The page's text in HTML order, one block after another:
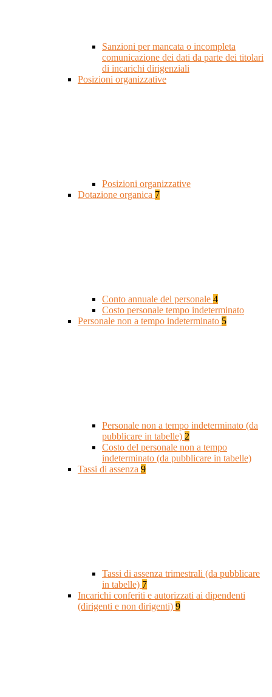
Sanzioni per mancata o incompleta
comunicazione dei dati da parte dei titolari
di incarichi dirigenziali
Posizioni organizzative
Posizioni organizzative
Dotazione organica 7
Conto annuale del personale 4
Costo personale tempo indeterminato
Personale non a tempo indeterminato 5
Personale non a tempo indeterminato (da
pubblicare in tabelle) 2
Costo del personale non a tempo
indeterminato (da pubblicare in tabelle)
Tassi di assenza 9
Tassi di assenza trimestrali (da pubblicare
in tabelle) 7
Incarichi conferiti e autorizzati ai dipendenti
(dirigenti e non dirigenti) 9